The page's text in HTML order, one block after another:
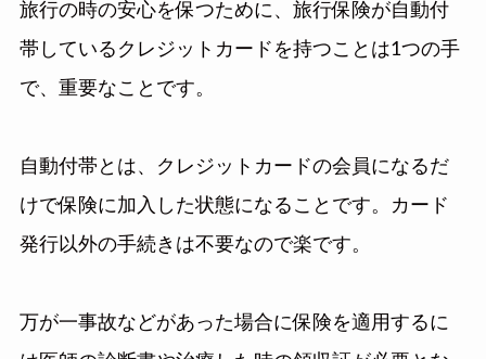
旅行の時の安心を保つために、旅行保険が自動付
帯しているクレジットカードを持つことは1つの手
で、重要なことです。
自動付帯とは、クレジットカードの会員になるだ
けで保険に加入した状態になることです。カード
発行以外の手続きは不要なので楽です。
万が一事故などがあった場合に保険を適用するに